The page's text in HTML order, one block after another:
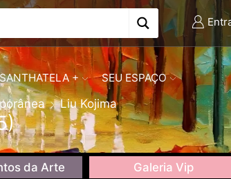
SANTHATELA + SEU ESPAÇO
Liu Kojima
da Arte Galeria Vip